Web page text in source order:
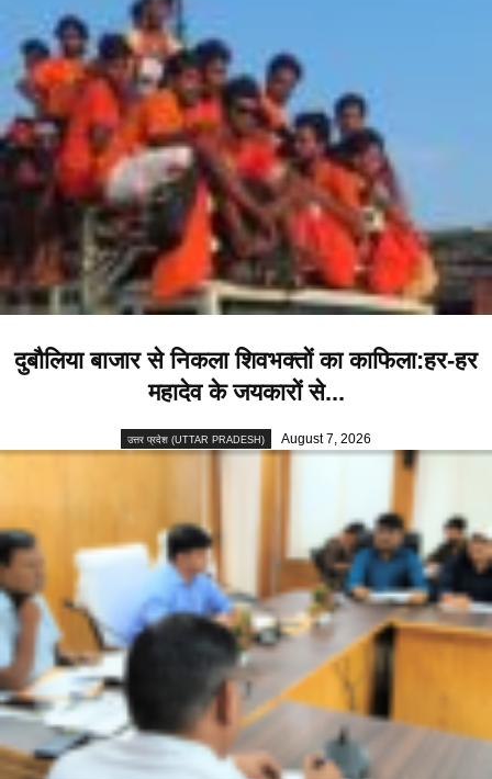
दुबौलिया बाजार से निकला शिवभक्तों का काफिला:हर-हर
महादेव के जयकारों से...
उत्तर प्रदेश (UTTAR PRADESH) August 7, 2026